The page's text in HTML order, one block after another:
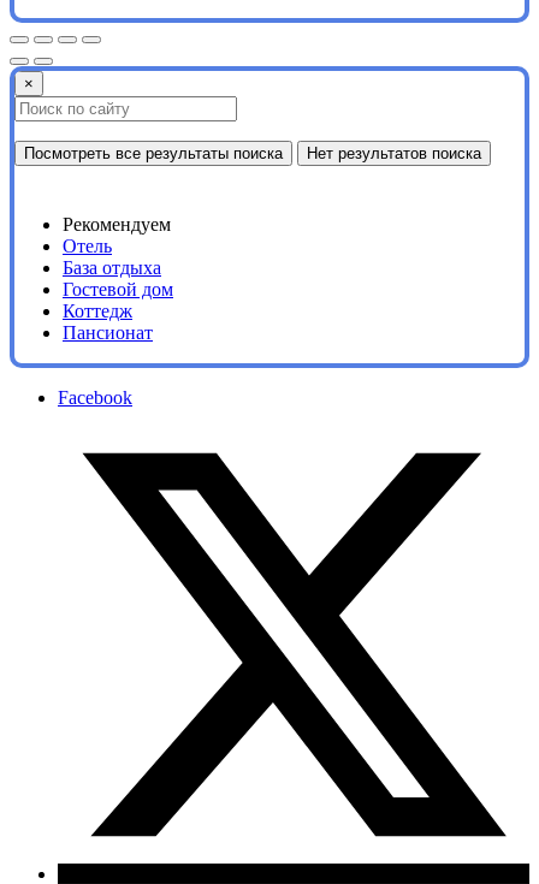
×
Посмотреть все результаты поиска Нет результатов поиска
Рекомендуем
Отель
База отдыха
Гостевой дом
Коттедж
Пансионат
Facebook